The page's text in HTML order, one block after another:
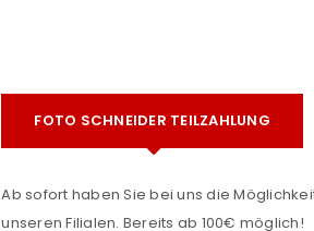
FOTO SCHNEIDER TEILZAHLUNG
Ab sofort haben Sie bei uns die
unseren Filialen. Bereits ab 100€ möglich!